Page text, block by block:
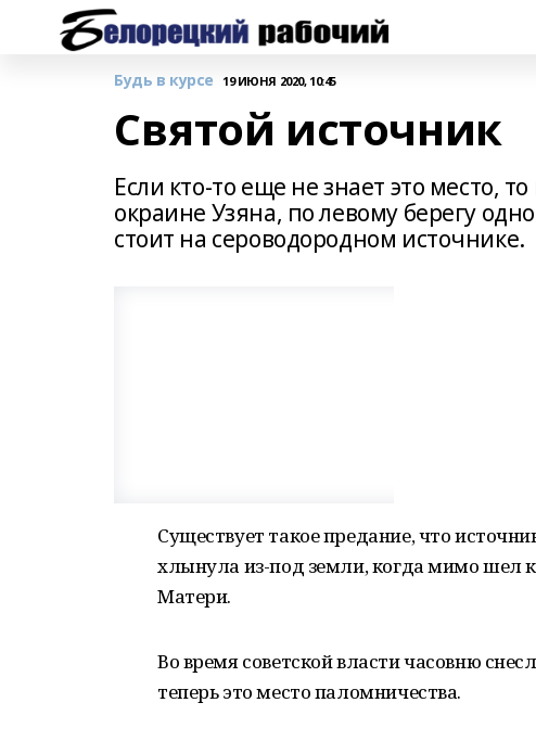
Будь в курсе 19 ИЮНЯ 2020, 10:45
Святой источник
Если кто-то еще не знает это место,
окраине Узяна, по левому берегу
стоит на сероводородном источнике.
Существует такое предание, что
хлынула из-под земли, когда мимо шел
Матери.
Во время советской власти часовню
теперь это место паломничества.